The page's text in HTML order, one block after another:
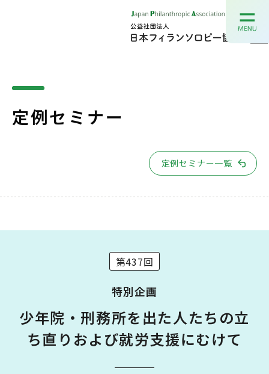
定例セミナー
定例セミナー一覧
第437回
特別企画
少年院・刑務所を出た人たちの立
ち直りおよび就労支援にむけて